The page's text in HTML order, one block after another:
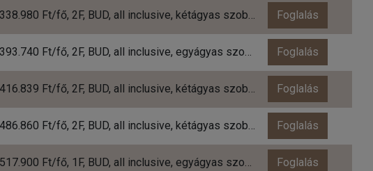
338.980 Ft/fő, 2F, BUD, all inclusive, kétágyas szoba kertre néző Foglalás
393.740 Ft/fő, 2F, BUD, all inclusive, egyágyas szoba kertre néző Foglalás
416.839 Ft/fő, 2F, BUD, all inclusive, kétágyas szoba kertre néző Foglalás
486.860 Ft/fő, 2F, BUD, all inclusive, kétágyas szoba kertre néző Foglalás
517.900 Ft/fő, 1F, BUD, all inclusive, egyágyas szoba tengerre néző Foglalás